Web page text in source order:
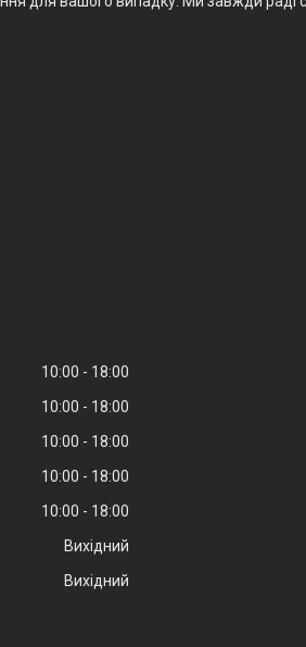
10:00
18:00
10:00
18:00
10:00
18:00
10:00
18:00
10:00
18:00
Вихідний
Вихідний